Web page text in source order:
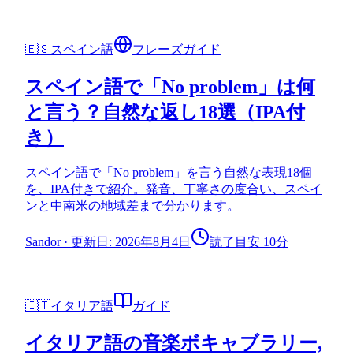
🇪🇸スペイン語 フレーズガイド
スペイン語で「No problem」は何
と言う？自然な返し18選（IPA付
き）
スペイン語で「No problem」を言う自然な表現18個
を、IPA付きで紹介。発音、丁寧さの度合い、スペイ
ンと中南米の地域差まで分かります。
Sandor· 更新日: 2026年8月4日 読了目安 10分
🇮🇹イタリア語 ガイド
イタリア語の音楽ボキャブラリー,